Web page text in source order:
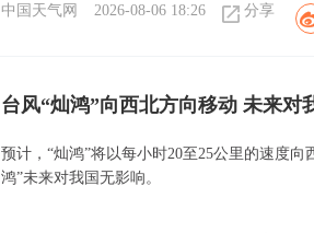
中国天气网
2026-08-06 18:26 分享
台风“灿鸿”向西北方向移动 未来对
预计，“灿鸿”将以每小时20至25公里的速度
鸿”未来对我国无影响。